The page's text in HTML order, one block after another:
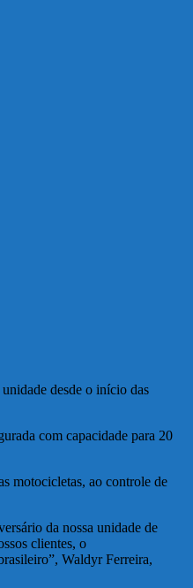
desde o início das
com capacidade para 20
motocicletas, ao controle de
da nossa unidade de
clientes, o
Waldyr Ferreira,